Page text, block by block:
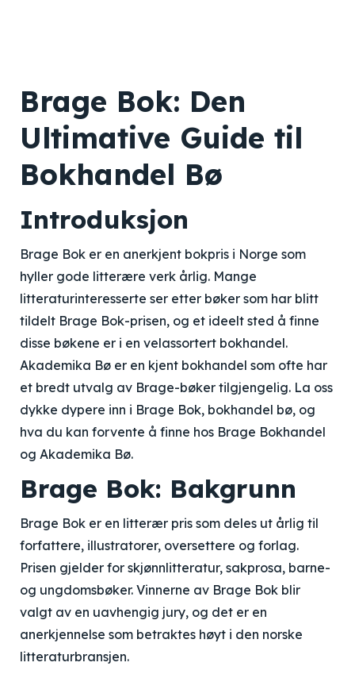
Brage Bok: Den
Ultimative Guide til
Bokhandel Bø
Introduksjon
Brage Bok er en anerkjent bokpris i Norge som
hyller gode litterære verk årlig. Mange
litteraturinteresserte ser etter bøker som har blitt
tildelt Brage Bok-prisen, og et ideelt sted å finne
disse bøkene er i en velassortert bokhandel.
Akademika Bø er en kjent bokhandel som ofte har
et bredt utvalg av Brage-bøker tilgjengelig. La oss
dykke dypere inn i Brage Bok, bokhandel bø, og
hva du kan forvente å finne hos Brage Bokhandel
og Akademika Bø.
Brage Bok: Bakgrunn
Brage Bok er en litterær pris som deles ut årlig til
forfattere, illustratorer, oversettere og forlag.
Prisen gjelder for skjønnlitteratur, sakprosa, barne-
og ungdomsbøker. Vinnerne av Brage Bok blir
valgt av en uavhengig jury, og det er en
anerkjennelse som betraktes høyt i den norske
litteraturbransjen.